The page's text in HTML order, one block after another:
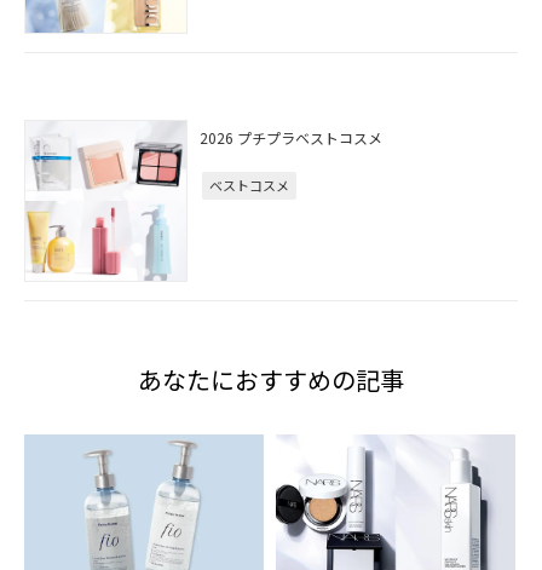
2026 プチプラベストコスメ
ベストコスメ
あなたにおすすめの記事